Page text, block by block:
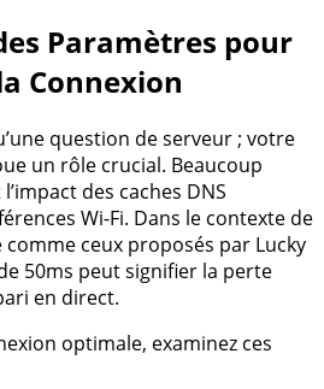
Paramètres pour
Connexion
question de serveur ; votre
un rôle crucial. Beaucoup
des caches DNS
Wi-Fi. Dans le contexte de
ceux proposés par Lucky
50ms peut signifier la perte
en direct.
optimale, examinez ces